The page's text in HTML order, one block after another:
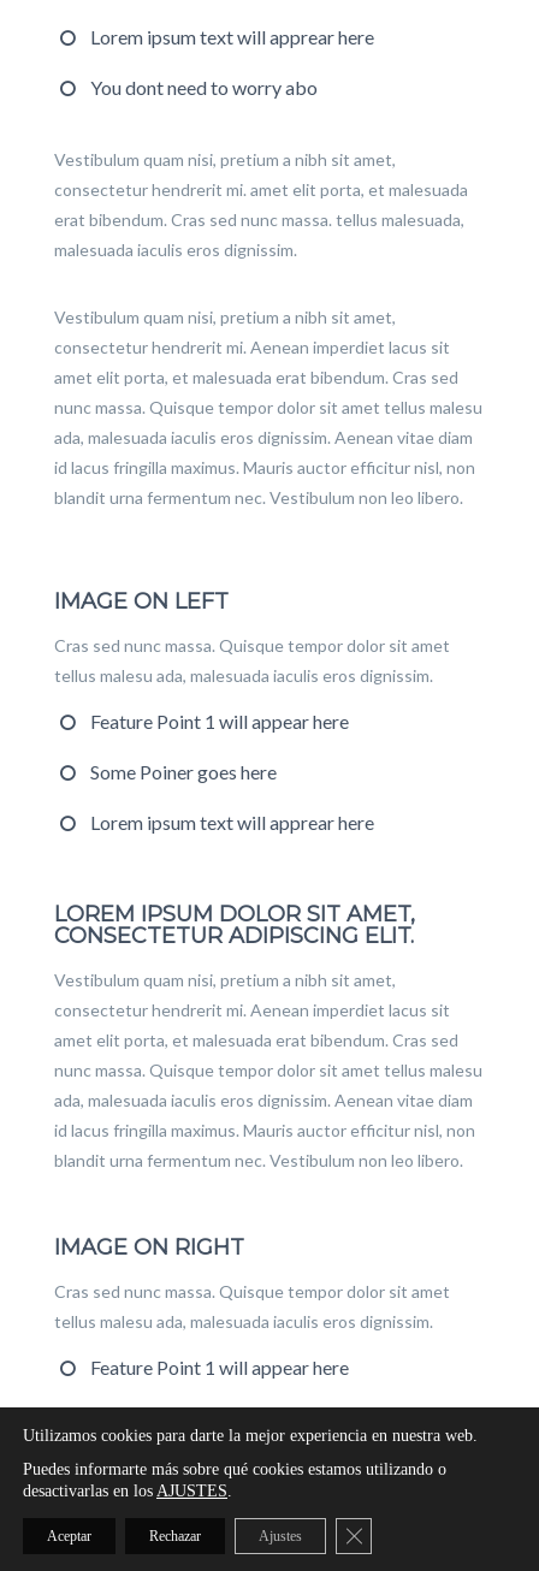
Lorem ipsum text will apprear here
You dont need to worry abo
Vestibulum quam nisi, pretium a nibh sit amet,
consectetur hendrerit mi. amet elit porta, et malesuada
erat bibendum. Cras sed nunc massa. tellus malesuada,
malesuada iaculis eros dignissim.
Vestibulum quam nisi, pretium a nibh sit amet,
consectetur hendrerit mi. Aenean imperdiet lacus sit
amet elit porta, et malesuada erat bibendum. Cras sed
nunc massa. Quisque tempor dolor sit amet tellus malesu
ada, malesuada iaculis eros dignissim. Aenean vitae diam
id lacus fringilla maximus. Mauris auctor efficitur nisl, non
blandit urna fermentum nec. Vestibulum non leo libero.
IMAGE ON LEFT
Cras sed nunc massa. Quisque tempor dolor sit amet
tellus malesu ada, malesuada iaculis eros dignissim.
Feature Point 1 will appear here
Some Poiner goes here
Lorem ipsum text will apprear here
LOREM IPSUM DOLOR SIT AMET,
CONSECTETUR ADIPISCING ELIT.
Vestibulum quam nisi, pretium a nibh sit amet,
consectetur hendrerit mi. Aenean imperdiet lacus sit
amet elit porta, et malesuada erat bibendum. Cras sed
nunc massa. Quisque tempor dolor sit amet tellus malesu
ada, malesuada iaculis eros dignissim. Aenean vitae diam
id lacus fringilla maximus. Mauris auctor efficitur nisl, non
blandit urna fermentum nec. Vestibulum non leo libero.
IMAGE ON RIGHT
Cras sed nunc massa. Quisque tempor dolor sit amet
tellus malesu ada, malesuada iaculis eros dignissim.
Feature Point 1 will appear here
Lorem ipsum text will apprear here
Todos los Derechos Reservados 2020.garodesign.es
Utilizamos cookies para darte la mejor experiencia en nuestra web.
Puedes informarte más sobre qué cookies estamos utilizando o
desactivarlas en los AJUSTES.
Aceptar Rechazar Ajustes Cerrar el banner de